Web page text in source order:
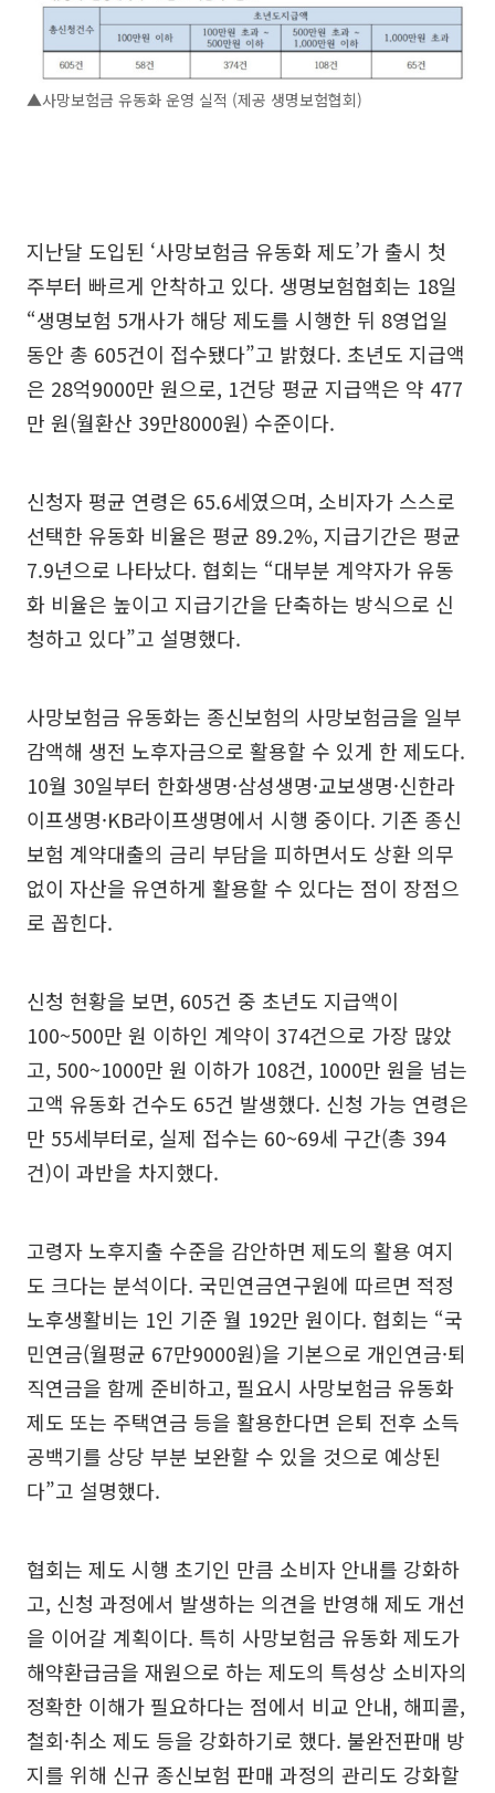
▲사망보험금 유동화 운영 실적 (제공 생명보험협회)
지난달 도입된 ‘사망보험금 유동화 제도’가 출시 첫
주부터 빠르게 안착하고 있다. 생명보험협회는 18일
“생명보험 5개사가 해당 제도를 시행한 뒤 8영업일
동안 총 605건이 접수됐다”고 밝혔다. 초년도 지급액
은 28억9000만 원으로, 1건당 평균 지급액은 약 477
만 원(월환산 39만8000원) 수준이다.
신청자 평균 연령은 65.6세였으며, 소비자가 스스로
선택한 유동화 비율은 평균 89.2%, 지급기간은 평균
7.9년으로 나타났다. 협회는 “대부분 계약자가 유동
화 비율은 높이고 지급기간을 단축하는 방식으로 신
청하고 있다”고 설명했다.
사망보험금 유동화는 종신보험의 사망보험금을 일부
감액해 생전 노후자금으로 활용할 수 있게 한 제도다.
10월 30일부터 한화생명·삼성생명·교보생명·신한라
이프생명·KB라이프생명에서 시행 중이다. 기존 종신
보험 계약대출의 금리 부담을 피하면서도 상환 의무
없이 자산을 유연하게 활용할 수 있다는 점이 장점으
로 꼽힌다.
신청 현황을 보면, 605건 중 초년도 지급액이
100~500만 원 이하인 계약이 374건으로 가장 많았
고, 500~1000만 원 이하가 108건, 1000만 원을 넘는
고액 유동화 건수도 65건 발생했다. 신청 가능 연령은
만 55세부터로, 실제 접수는 60~69세 구간(총 394
건)이 과반을 차지했다.
고령자 노후지출 수준을 감안하면 제도의 활용 여지
도 크다는 분석이다. 국민연금연구원에 따르면 적정
노후생활비는 1인 기준 월 192만 원이다. 협회는 “국
민연금(월평균 67만9000원)을 기본으로 개인연금·퇴
직연금을 함께 준비하고, 필요시 사망보험금 유동화
제도 또는 주택연금 등을 활용한다면 은퇴 전후 소득
공백기를 상당 부분 보완할 수 있을 것으로 예상된
다”고 설명했다.
협회는 제도 시행 초기인 만큼 소비자 안내를 강화하
고, 신청 과정에서 발생하는 의견을 반영해 제도 개선
을 이어갈 계획이다. 특히 사망보험금 유동화 제도가
해약환급금을 재원으로 하는 제도의 특성상 소비자의
정확한 이해가 필요하다는 점에서 비교 안내, 해피콜,
철회·취소 제도 등을 강화하기로 했다. 불완전판매 방
지를 위해 신규 종신보험 판매 과정의 관리도 강화할